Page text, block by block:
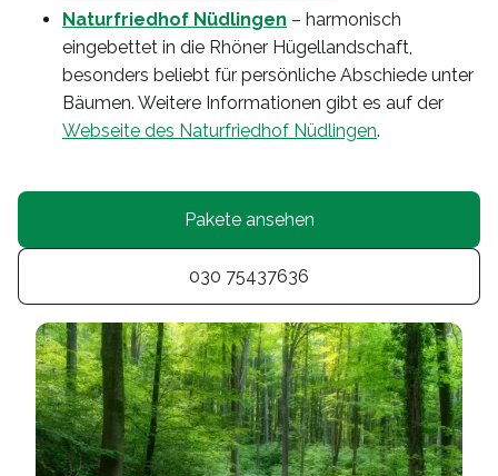
Naturfriedhof Nüdlingen – harmonisch
eingebettet in die Rhöner Hügellandschaft,
besonders beliebt für persönliche Abschiede unter
Bäumen. Weitere Informationen gibt es auf der
Webseite des Naturfriedhof Nüdlingen.
Pakete ansehen
030 75437636